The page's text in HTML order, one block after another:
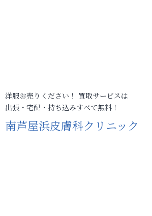
洋服お売りください！ 買取サービスは
出張・宅配・持ち込みすべて無料！
南芦屋浜皮膚科クリニック